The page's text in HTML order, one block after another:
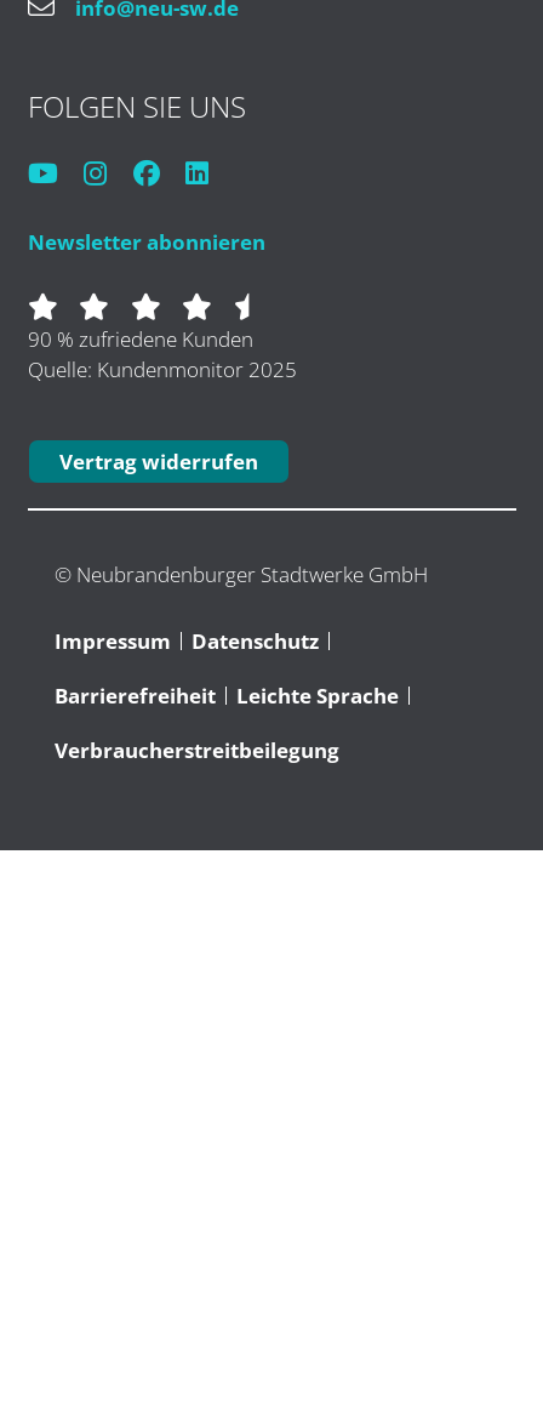
info@neu-sw.de
FOLGEN SIE UNS
Newsletter abonnieren
90 % zufriedene Kunden
Quelle: Kundenmonitor 2025
Vertrag widerrufen
© Neubrandenburger Stadtwerke GmbH
Impressum
Datenschutz
Barrierefreiheit
Leichte Sprache
Verbraucherstreitbeilegung